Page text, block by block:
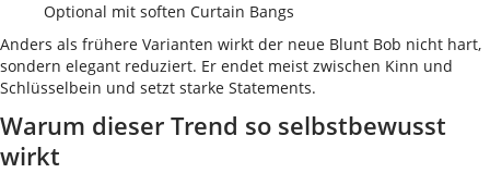
Optional mit soften Curtain Bangs
Anders als frühere Varianten wirkt der neue Blunt Bob nicht hart,
sondern elegant reduziert. Er endet meist zwischen Kinn und
Schlüsselbein und setzt starke Statements.
Warum dieser Trend so selbstbewusst
wirkt